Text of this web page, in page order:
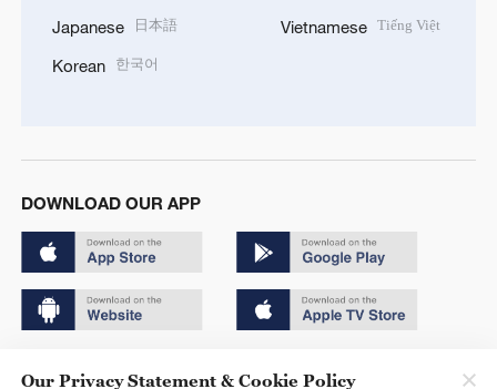
Japanese 日本語
Korean 한국어
Vietnamese Tiếng Việt
DOWNLOAD OUR APP
Our Privacy Statement & Cookie Policy